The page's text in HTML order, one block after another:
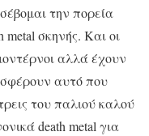
την πορεία
metal σκηνής. Και οι
αλλά έχουν
αυτό που
του παλιού καλού
death metal για